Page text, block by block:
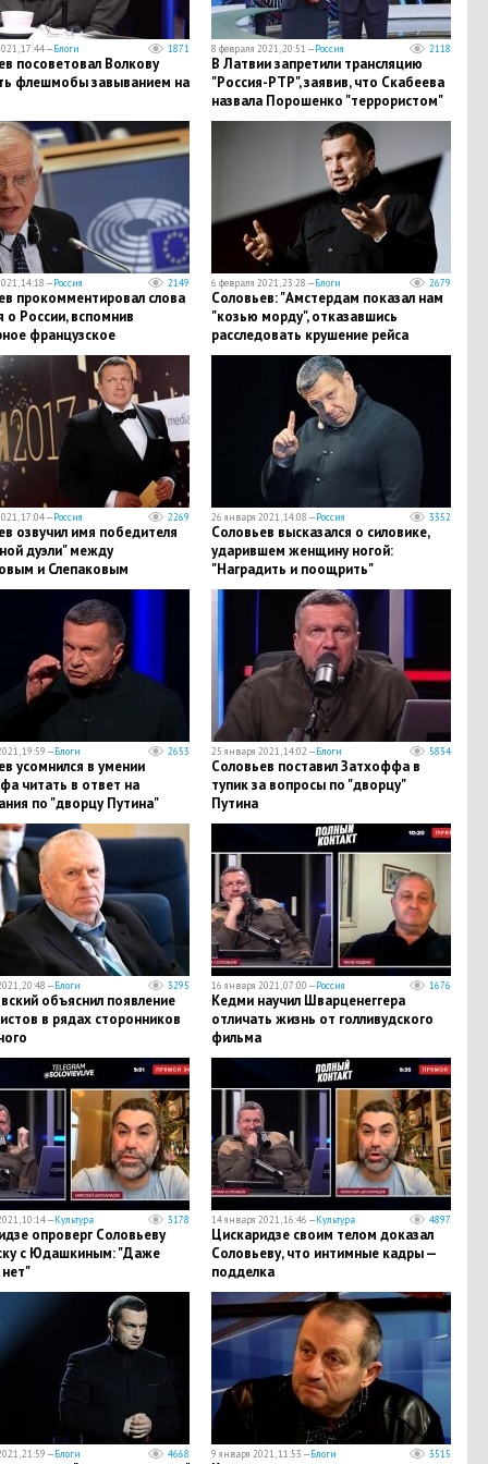
17:44 —Блоги 1871
посоветовал Волкову
флешмобы завыванием на
8 февраля 2021, 20:51 —Россия 2118
В Латвии запретили трансляцию
"Россия-РТР", заявив, что Скабеева
назвала Порошенко "террористом"
14:18 —Россия 2149
прокомментировал слова
о России, вспомнив
французское
6 февраля 2021, 23:28 —Блоги 2679
Соловьев: "Амстердам показал нам
"козью морду", отказавшись
расследовать крушение рейса
MH17"
17:04 —Россия 2269
озвучил имя победителя
дуэли" между
и Слепаковым
26 января 2021, 14:08 —Россия 3352
​Соловьев высказался о силовике,
ударившем женщину ногой:
"Наградить и поощрить"
19:59 —Блоги 2653
усомнился в умении
читать в ответ на
по "дворцу Путина"
25 января 2021, 14:02 —Блоги 5834
Соловьев поставил Затхоффа в
тупик за вопросы по "дворцу"
Путина
20:48 —Блоги 3295
объяснил появление
в рядах сторонников
16 января 2021, 07:00 —Россия 1676
Кедми научил Шварценеггера
отличать жизнь от голливудского
фильма
10:14 —Культура 3178
опроверг Соловьеву
с Юдашкиным: "Даже
14 января 2021, 16:46 —Культура 4897
Цискаридзе своим телом доказал
Соловьеву, что интимные кадры —
подделка
21:59 —Блоги 4668 9 января 2021, 11:53 —Блоги 3515